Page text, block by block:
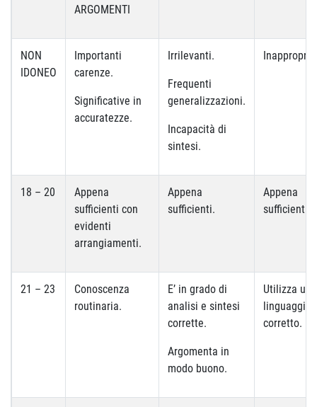
ARGOMENTI
NON
IDONEO
Importanti
carenze.
Significative in
accuratezze.
Irrilevanti.
Frequenti
generalizzazioni.
Incapacità di
sintesi.
18 – 20
Appena
sufficienti con
evidenti
arrangiamenti.
Appena
sufficienti.
Appena
sufficienti.
21 – 23
Conoscenza
routinaria.
E’ in grado di
analisi e sintesi
corrette.
Argomenta in
modo buono.
Utilizza un
linguaggio
corretto.